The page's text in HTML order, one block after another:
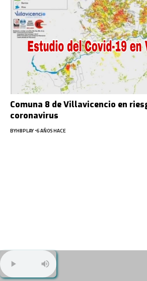
Comuna 8 de Villavicencio en
coronavirus
BYHBPLAY 6 AÑOS HACE